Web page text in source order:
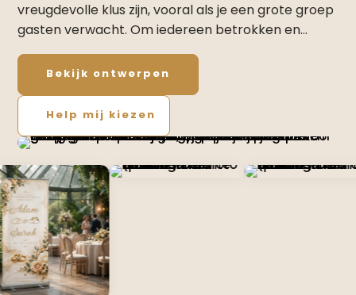
vreugdevolle klus zijn, vooral als je een grote groep
gasten verwacht. Om iedereen betrokken en…
Bekijk ontwerpen
Help mij kiezen